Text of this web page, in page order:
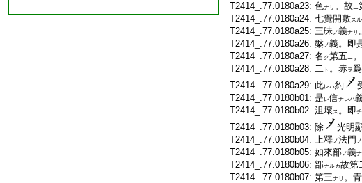
T2414_.77.0180a23: 色ナリ 。故ニ
T2414_.77.0180a24: 七覺開敷スル
T2414_.77.0180a25: 三昧ノ義ナリ
T2414_.77.0180a26: 槃ノ義。即
T2414_.77.0180a27: 名 ク第五ニ
T2414_.77.0180a28: 二 ト 。赤ヲ
T2414_.77.0180a29: 此レハ約
T2414_.77.0180b01: 是 レ信ナレハ
T2414_.77.0180b02: 沮壞 ス 。即チ
T2414_.77.0180b03: 除 光明
T2414_.77.0180b04: 上釋ノ法門 ノ
T2414_.77.0180b05: 如來部ノ義
T2414_.77.0180b06: 部ナルカ故第
T2414_.77.0180b07: 第三ナリ 。青